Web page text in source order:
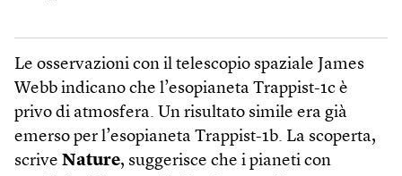
Le osservazioni con il telescopio spaziale James
Webb indicano che l’esopianeta Trappist-1c è
privo di atmosfera. Un risultato simile era già
emerso per l’esopianeta Trappist-1b. La scoperta,
scrive Nature, suggerisce che i pianeti con